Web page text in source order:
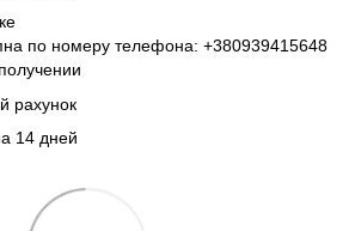
по номеру телефона: +380939415648
рахунок
14 дней